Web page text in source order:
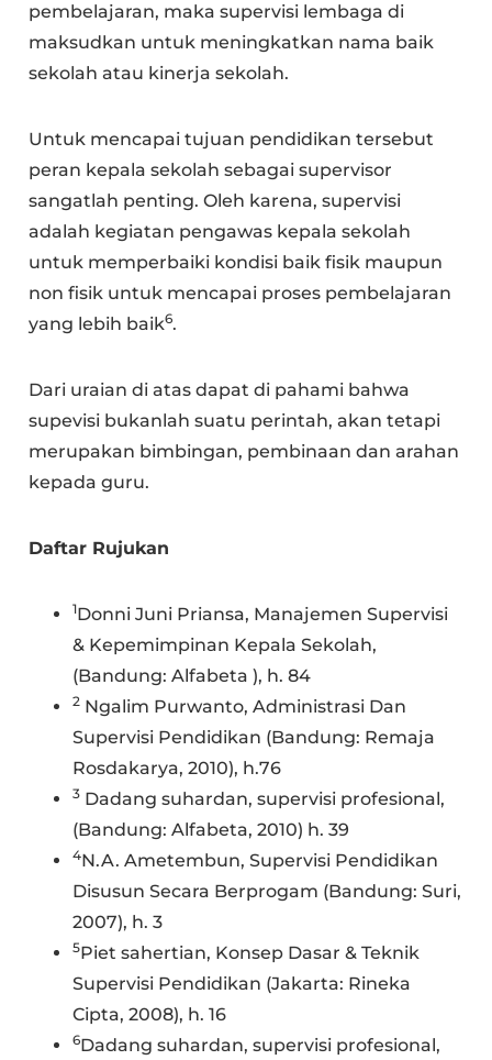
pembelajaran, maka supervisi lembaga di
maksudkan untuk meningkatkan nama baik
sekolah atau kinerja sekolah.
Untuk mencapai tujuan pendidikan tersebut
peran kepala sekolah sebagai supervisor
sangatlah penting. Oleh karena, supervisi
adalah kegiatan pengawas kepala sekolah
untuk memperbaiki kondisi baik fisik maupun
non fisik untuk mencapai proses pembelajaran
yang lebih baik6.
Dari uraian di atas dapat di pahami bahwa
supevisi bukanlah suatu perintah, akan tetapi
merupakan bimbingan, pembinaan dan arahan
kepada guru.
Daftar Rujukan
1Donni Juni Priansa, Manajemen Supervisi
& Kepemimpinan Kepala Sekolah,
(Bandung: Alfabeta ), h. 84
2 Ngalim Purwanto, Administrasi Dan
Supervisi Pendidikan (Bandung: Remaja
Rosdakarya, 2010), h.76
3 Dadang suhardan, supervisi profesional,
(Bandung: Alfabeta, 2010) h. 39
4N.A. Ametembun, Supervisi Pendidikan
Disusun Secara Berprogam (Bandung: Suri,
2007), h. 3
5Piet sahertian, Konsep Dasar & Teknik
Supervisi Pendidikan (Jakarta: Rineka
Cipta, 2008), h. 16
6Dadang suhardan, supervisi profesional,